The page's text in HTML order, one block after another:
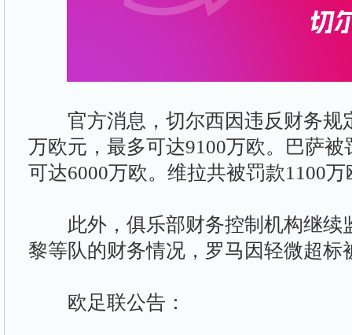
官方消息，切尔西因违反财务规
万欧元，最多可达9100万欧。巴萨被
可达6000万欧。维拉共被罚款1100万
此外，俱乐部财务控制机构继续
黎等队的财务情况，罗马因轻微超标
欧足联公告：